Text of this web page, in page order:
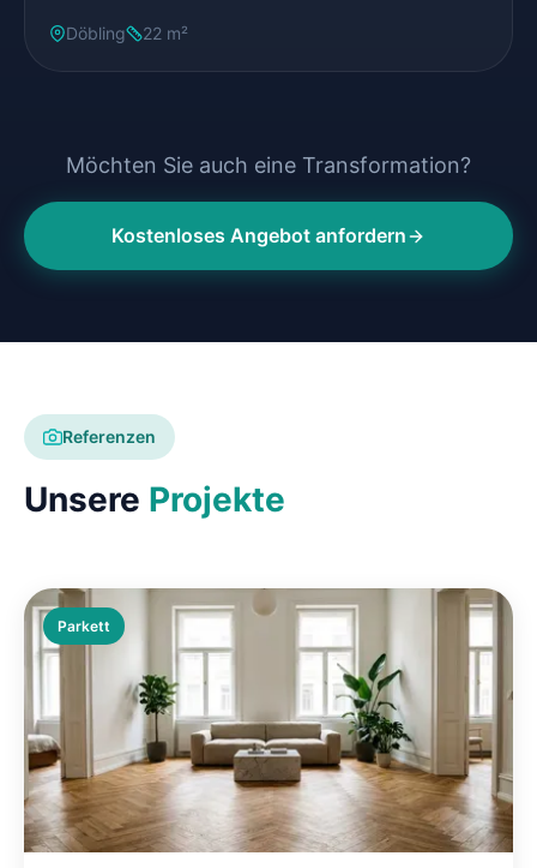
Döbling 22 m²
Möchten Sie auch eine Transformation?
Kostenloses Angebot anfordern
Referenzen
Unsere Projekte
Parkett